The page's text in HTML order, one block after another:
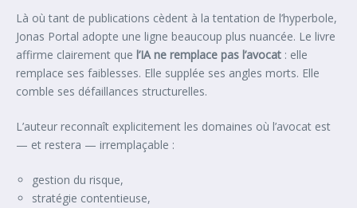
Là où tant de publications cèdent à la tentation de l’hyperbole,
Jonas Portal adopte une ligne beaucoup plus nuancée. Le livre
affirme clairement que l’IA ne remplace pas l’avocat : elle
remplace ses faiblesses. Elle supplée ses angles morts. Elle
comble ses défaillances structurelles.
L’auteur reconnaît explicitement les domaines où l’avocat est
— et restera — irremplaçable :
gestion du risque,
stratégie contentieuse,